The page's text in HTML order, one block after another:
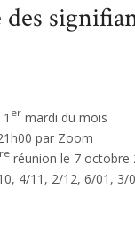
ermardi du mois
par Zoom
réunion le 7 octobre
4/11, 2/12, 6/01, 3/